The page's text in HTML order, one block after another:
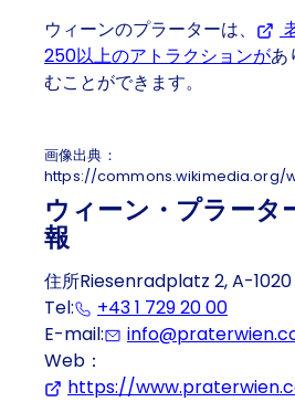
ウィーンのプラーターは、
250以上のアトラクションがあ
むことができます。
画像出典：
https://commons.wikimedia.org/
ウィーン・プラータ
報
住所Riesenradplatz 2, A-
Tel:
+43 1 729 20 00
E-mail:
Web：
https://